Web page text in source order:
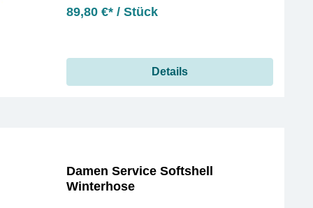
89,80 €* / Stück
Details
Damen Service Softshell
Winterhose